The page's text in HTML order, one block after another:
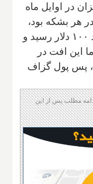
در اوایل ماه
از ۱۱۹ دلار در هر بشکه بود،
در اواسط ماه جون به حدود ۱۰۰ دلار رسید و
افت. اما این افت در
پس پول گزاف
مطلب پس از این